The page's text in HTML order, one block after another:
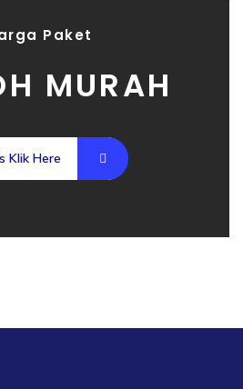
Paket
MURAH
Klik Here